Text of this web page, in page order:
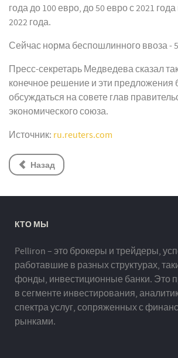
года до 100 евро, до 50 евро с 2021
2022 года.
Сейчас норма беспошлинного ввоза -
Пресс-секретарь Медведева сказал
конечное решение и эти предложения
обсуждаться на совете глав
экономического союза.
Источник: ru.reuters.com
Назад
КТО МЫ
Pelliron – это брокеры и трейдеры,
работавшие в разных структурах,
фонды, инвестиционные банки. Это
в сегменте инвестирования,
спектра услуг, сопряженных с
рынками.